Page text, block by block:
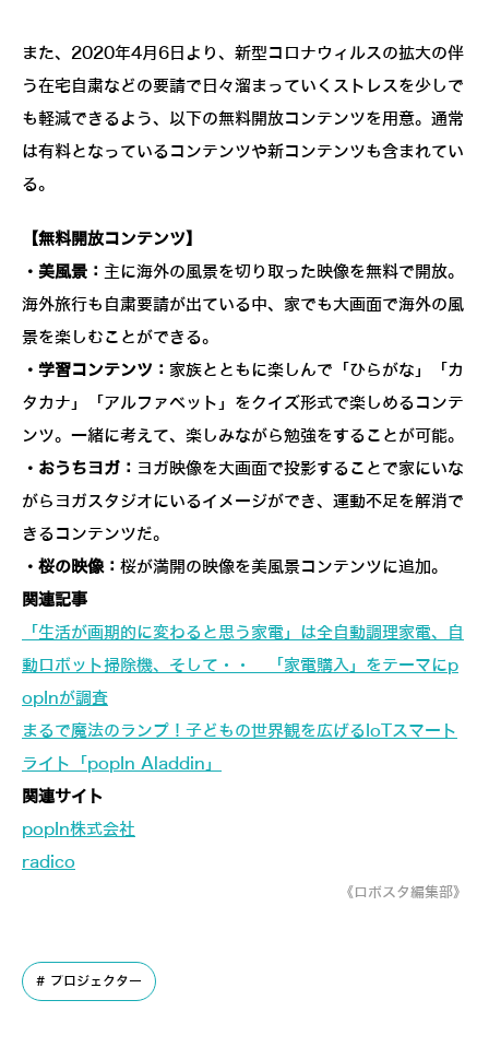
また、2020年4月6日より、新型コロナウィルスの拡大の伴
う在宅自粛などの要請で日々溜まっていくストレスを少しで
も軽減できるよう、以下の無料開放コンテンツを用意。通常
は有料となっているコンテンツや新コンテンツも含まれてい
る。
【無料開放コンテンツ】
・美風景： 主に海外の風景を切り取った映像を無料で開放。
海外旅行も自粛要請が出ている中、家でも大画面で海外の風
景を楽しむことができる。
・学習コンテンツ： 家族とともに楽しんで「ひらがな」「カ
タカナ」「アルファベット」をクイズ形式で楽しめるコンテ
ンツ。一緒に考えて、楽しみながら勉強をすることが可能。
・おうちヨガ： ヨガ映像を大画面で投影することで家にいな
がらヨガスタジオにいるイメージができ、運動不足を解消で
きるコンテンツだ。
・桜の映像： 桜が満開の映像を美風景コンテンツに追加。
関連記事
「生活が画期的に変わると思う家電」は全自動調理家電、自
動ロボット掃除機、そして・・ 「家電購入」をテーマにp
opInが調査
まるで魔法のランプ！子どもの世界観を広げるIoTスマート
ライト「popIn Aladdin」
関連サイト
popIn株式会社
radico
《ロボスタ編集部》
プロジェクター